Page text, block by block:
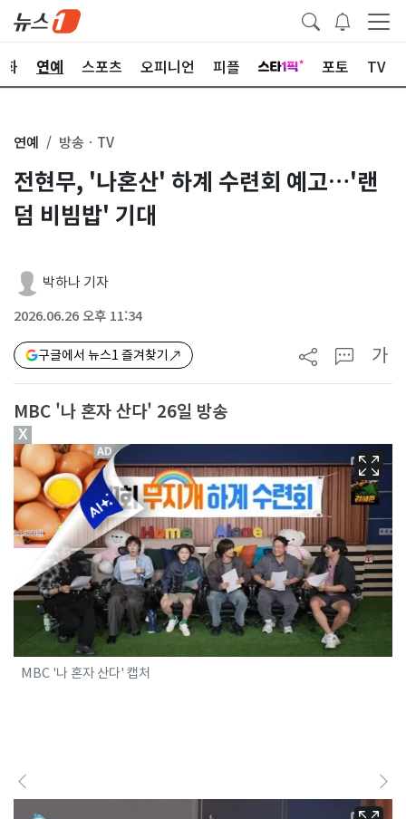
화 연예 스포츠 오피니언 피플 포토 TV
연예 방송ㆍTV
전현무, '나혼산' 하계 수련회 예고…'랜
덤 비빔밥' 기대
박하나 기자
2026.06.26 오후 11:34
구글에서 뉴스1 즐겨찾기 가
MBC '나 혼자 산다' 26일 방송
MBC '나 혼자 산다' 캡처
X